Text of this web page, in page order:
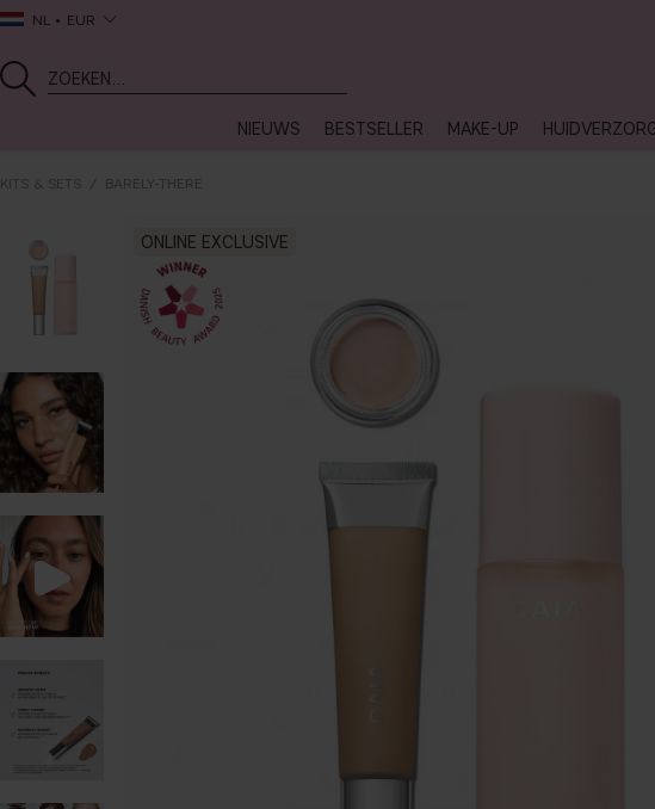
NL EUR
NIEUWS BESTSELLER MAKE-UP
KITS & SETS BARELY-THERE
ONLINE EXCLUSIVE